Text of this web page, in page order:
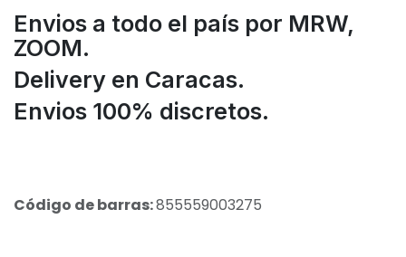
Envios a todo el país por MRW,
ZOOM.
Delivery en Caracas.
Envios 100% discretos.
Código de barras:855559003275